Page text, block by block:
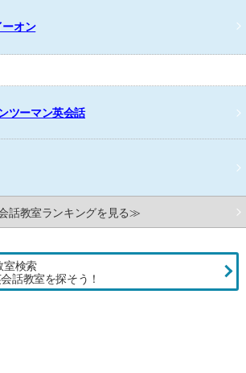
オン
ツーマン英会話
話教室ランキングを見る≫
室検索
話教室を探そう！